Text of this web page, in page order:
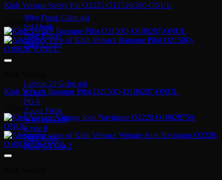
Nike Dunk
SB Dunk
Nike Blazer
Nike Cortez
Lebron 20
KD 15
PG 6
Zoom Freak
Why not Zero
Kyrie 8
Nike Kobe
NIke GT Cut 2
Kính Versace Safety Pin O2225-O12526G60-ONUL
10,900,000₫
Kính Versace Baroque Pilot O2150Q-O100287-ONUL
11,500,000₫